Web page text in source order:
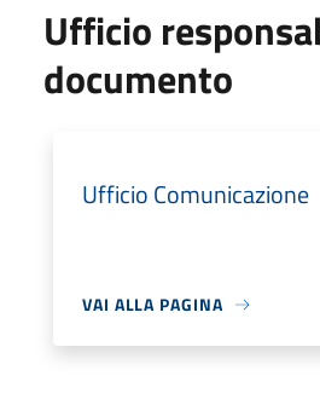
Ufficio
documento
Ufficio Comunicazione
VAI ALLA PAGINA